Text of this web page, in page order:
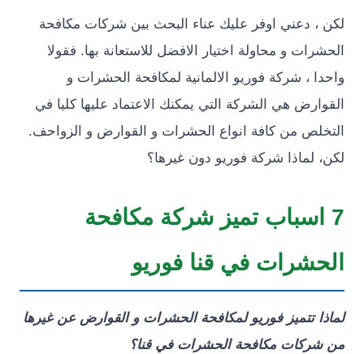
دعني اوفر عليك عناء البحث بين شركات مكافحة
و محاولة اختيار الافضل للاستعانة بها. فقولا
، شركة فوريو الالمانية لمكافحة الحشرات و
هي الشركة التي يمكنك الاعتماد عليها كليا في
من كافة انواع الحشرات و القوارض و الزواحف.
شركة فوريو دون غيرها؟
تميز شركة مكافحة
في قنا فوريو
تتميز فوريو لمكافحة الحشرات و القوارض عن غيرها
مكافحة الحشرات في قنا؟